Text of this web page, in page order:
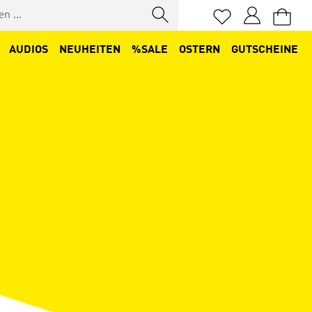
AUDIOS
NEUHEITEN %SALE OSTERN GUTSCHEINE